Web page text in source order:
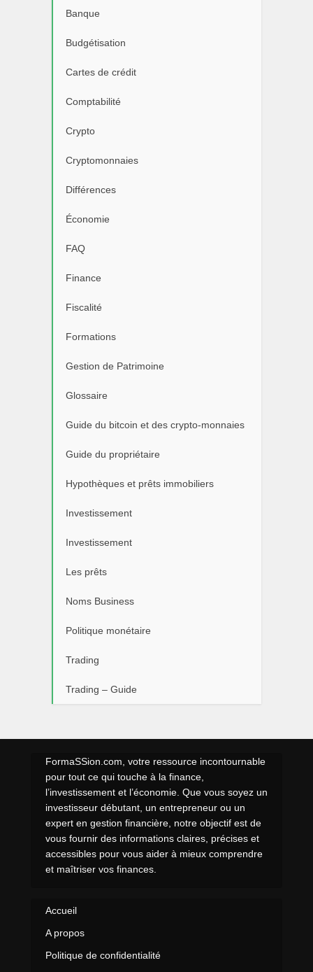
Banque
Budgétisation
Cartes de crédit
Comptabilité
Crypto
Cryptomonnaies
Différences
Économie
FAQ
Finance
Fiscalité
Formations
Gestion de Patrimoine
Glossaire
Guide du bitcoin et des crypto-monnaies
Guide du propriétaire
Hypothèques et prêts immobiliers
Investissement
Investissement
Les prêts
Noms Business
Politique monétaire
Trading
Trading – Guide
FormaSSion.com, votre ressource incontournable
pour tout ce qui touche à la finance,
l’investissement et l’économie. Que vous soyez un
investisseur débutant, un entrepreneur ou un
expert en gestion financière, notre objectif est de
vous fournir des informations claires, précises et
accessibles pour vous aider à mieux comprendre
et maîtriser vos finances.
Accueil
A propos
Politique de confidentialité